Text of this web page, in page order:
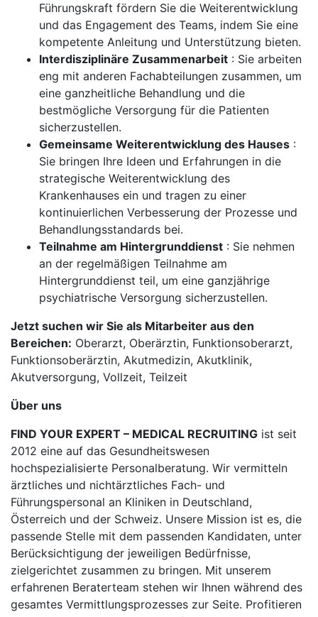
Führungskraft fördern Sie die Weiterentwicklung
und das Engagement des Teams, indem Sie eine
kompetente Anleitung und Unterstützung bieten.
Interdisziplinäre Zusammenarbeit : Sie arbeiten
eng mit anderen Fachabteilungen zusammen, um
eine ganzheitliche Behandlung und die
bestmögliche Versorgung für die Patienten
sicherzustellen.
Gemeinsame Weiterentwicklung des Hauses :
Sie bringen Ihre Ideen und Erfahrungen in die
strategische Weiterentwicklung des
Krankenhauses ein und tragen zu einer
kontinuierlichen Verbesserung der Prozesse und
Behandlungsstandards bei.
Teilnahme am Hintergrunddienst : Sie nehmen
an der regelmäßigen Teilnahme am
Hintergrunddienst teil, um eine ganzjährige
psychiatrische Versorgung sicherzustellen.
Jetzt suchen wir Sie als Mitarbeiter aus den
Bereichen: Oberarzt, Oberärztin, Funktionsoberarzt,
Funktionsoberärztin, Akutmedizin, Akutklinik,
Akutversorgung, Vollzeit, Teilzeit
Über uns
FIND YOUR EXPERT – MEDICAL RECRUITING ist seit
2012 eine auf das Gesundheitswesen
hochspezialisierte Personalberatung. Wir vermitteln
ärztliches und nichtärztliches Fach- und
Führungspersonal an Kliniken in Deutschland,
Österreich und der Schweiz. Unsere Mission ist es, die
passende Stelle mit dem passenden Kandidaten, unter
Berücksichtigung der jeweiligen Bedürfnisse,
zielgerichtet zusammen zu bringen. Mit unserem
erfahrenen Beraterteam stehen wir Ihnen während des
gesamtes Vermittlungsprozesses zur Seite. Profitieren